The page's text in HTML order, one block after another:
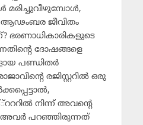
ജീവിതം
ഭരണാധികാരികളുടെ
ദോഷങ്ങളെ
പണ്ഡിതര്‍
രജിസ്റ്ററില്‍ ഒരു
നിന്ന് അവന്റെ
അവര്‍ പറഞ്ഞിരുന്നത്